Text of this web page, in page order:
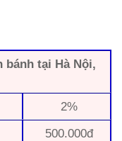
bánh tại Hà Nội,
2%
500.000đ